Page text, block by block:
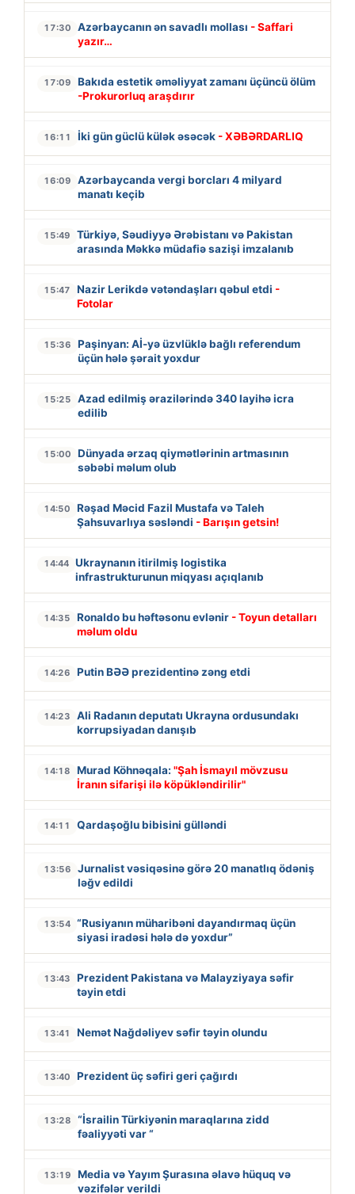
17:30 Azərbaycanın ən savadlı mollası - Saffari
yazır…
17:09
Bakıda estetik əməliyyat zamanı üçüncü ölüm
-Prokurorluq araşdırır
16:11 İki gün güclü külək əsəcək - XƏBƏRDARLIQ
16:09
Azərbaycanda vergi borcları 4 milyard
manatı keçib
15:49
Türkiyə, Səudiyyə Ərəbistanı və Pakistan
arasında Məkkə müdafiə sazişi imzalanıb
15:47 Nazir Lerikdə vətəndaşları qəbul etdi -
Fotolar
15:36
Paşinyan: Aİ-yə üzvlüklə bağlı referendum
üçün hələ şərait yoxdur
15:25
Azad edilmiş ərazilərində 340 layihə icra
edilib
15:00
Dünyada ərzaq qiymətlərinin artmasının
səbəbi məlum olub
14:50
Rəşad Məcid Fazil Mustafa və Taleh
Şahsuvarlıya səsləndi - Barışın getsin!
14:44 Ukraynanın itirilmiş logistika
infrastrukturunun miqyası açıqlanıb
14:35 Ronaldo bu həftəsonu evlənir - Toyun detalları
məlum oldu
14:26 Putin BƏƏ prezidentinə zəng etdi
14:23
Ali Radanın deputatı Ukrayna ordusundakı
korrupsiyadan danışıb
14:18 Murad Köhnəqala: "Şah İsmayıl mövzusu
İranın sifarişi ilə köpükləndirilir"
14:11 Qardaşoğlu bibisini gülləndi
13:56
Jurnalist vəsiqəsinə görə 20 manatlıq ödəniş
ləğv edildi
13:54 “Rusiyanın müharibəni dayandırmaq üçün
siyasi iradəsi hələ də yoxdur”
13:43
Prezident Pakistana və Malayziyaya səfir
təyin etdi
13:41 Nemət Nağdəliyev səfir təyin olundu
13:40 Prezident üç səfiri geri çağırdı
13:28
“İsrailin Türkiyənin maraqlarına zidd
fəaliyyəti var “
13:19
Media və Yayım Şurasına əlavə hüquq və
vəzifələr verildi